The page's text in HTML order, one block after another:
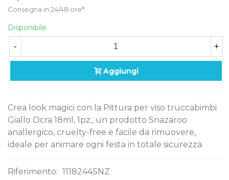
Consegna in 24/48 ore*
Disponibile
- +
Aggiungi
Crea look magici con la Pittura per viso truccabimbi
Giallo Ocra 18ml, 1pz., un prodotto Snazaroo
anallergico, cruelty-free e facile da rimuovere,
ideale per animare ogni festa in totale sicurezza.
Riferimento: 1118244SNZ